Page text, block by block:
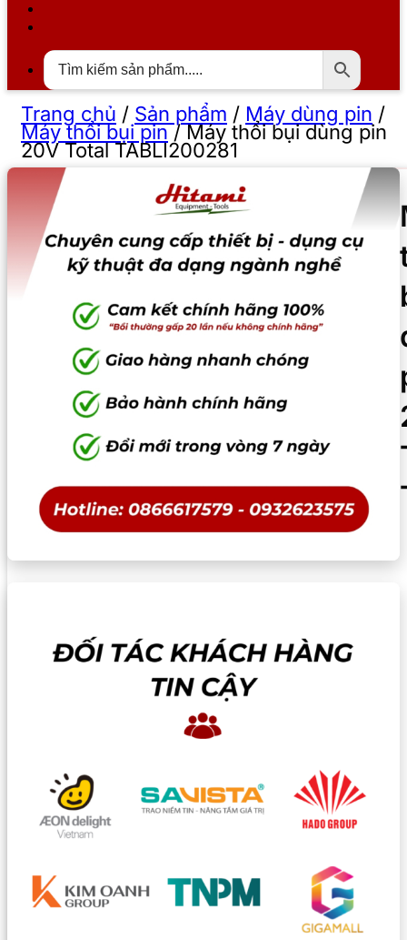
Trang chủ / Sản phẩm / Máy dùng pin /
Máy thổi bụi pin/Máy thổi bụi dùng pin
20V Total TABLI200281